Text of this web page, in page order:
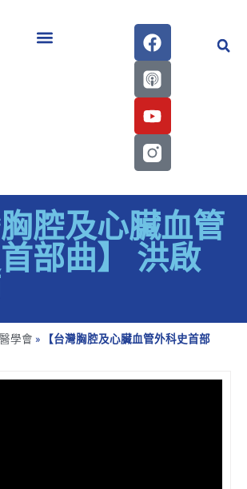
胸腔及心臟血管
部曲】 洪啟
醫學會 »
【台灣胸腔及心臟血管外科史首部